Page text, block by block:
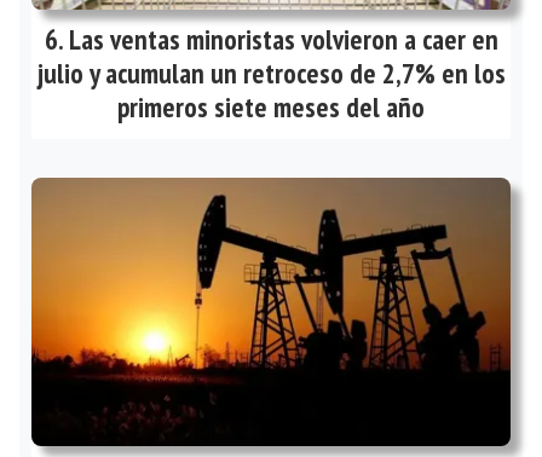
Las ventas minoristas volvieron a caer en
julio y acumulan un retroceso de 2,7% en los
primeros siete meses del año